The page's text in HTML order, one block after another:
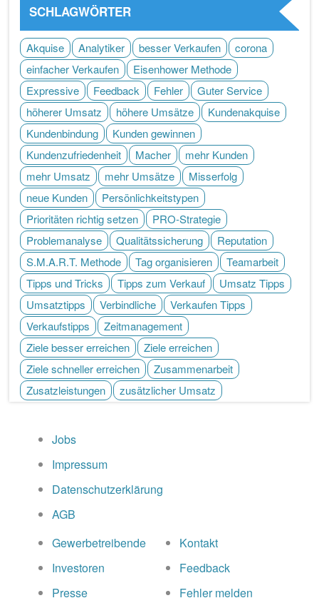
SCHLAGWÖRTER
Akquise Analytiker besser Verkaufen
corona
einfacher Verkaufen
Eisenhower Methode
Expressive
Feedback Fehler
Guter Service
höherer Umsatz
höhere Umsätze
Kundenakquise
Kundenbindung
Kunden gewinnen
Kundenzufriedenheit
Macher
mehr Kunden
mehr Umsatz
mehr Umsätze
Misserfolg
neue Kunden
Persönlichkeitstypen
Prioritäten richtig setzen
PRO-Strategie
Problemanalyse
Qualitätssicherung
Reputation
S.M.A.R.T. Methode
Tag organisieren
Teamarbeit
Tipps und Tricks
Tipps zum Verkauf
Umsatz Tipps
Umsatztipps
Verbindliche
Verkaufen Tipps
Verkaufstipps
Zeitmanagement
Ziele besser erreichen
Ziele erreichen
Ziele schneller erreichen
Zusammenarbeit
Zusatzleistungen
zusätzlicher Umsatz
Jobs
Impressum
Datenschutzerklärung
AGB
Gewerbetreibende
Investoren
Presse
Kontakt
Feedback
Fehler melden